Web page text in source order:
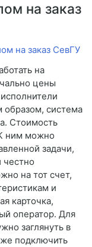
на заказ
на
цены
образом, система
Стоимость
ним можно
задачи,
на тот счет,
и
карточка,
оператор. Для
заглянуть в
подключить